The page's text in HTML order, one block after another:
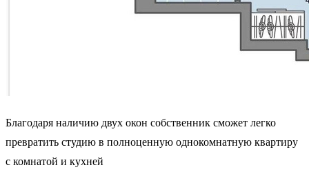
Благодаря наличию двух окон собственник сможет легко
превратить студию в полноценную однокомнатную квартиру
с комнатой и кухней